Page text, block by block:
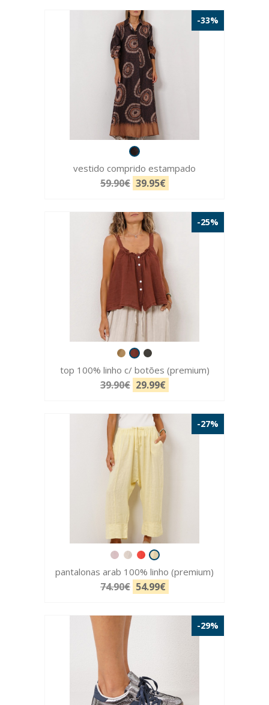
-33%
vestido comprido estampado
59.90€ 39.95€
-25%
top 100% linho c/ botões (premium)
39.90€ 29.99€
-27%
pantalonas arab 100% linho (premium)
74.90€ 54.99€
-29%